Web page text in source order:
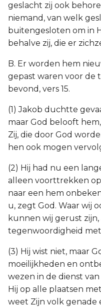
geslacht zij ook
niemand, van welk
buitengesloten om in
behalve zij, die er
B. Er worden hem
gepast waren voor de
bevond, vers 15.
(1) Jakob duchtte
maar God belooft
Zij, die door God
hen ook mogen
(2) Hij had nu een
alleen voorttrekken
naar een hem
u, zegt God. Waar wij
kunnen wij gerust zijn,
tegenwoordigheid met
(3) Hij wist niet, maar
moeilijkheden en
wezen in de dienst
Hij op alle plaatsen
weet Zijn volk genade